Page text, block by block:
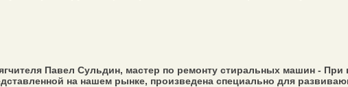
Павел Сульдин, мастер по ремонту стиральных машин -
на нашем рынке, произведена специально для